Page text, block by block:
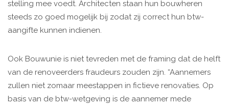
stelling mee voedt. Architecten staan hun bouwheren
steeds zo goed mogelijk bij zodat zij correct hun btw-
aangifte kunnen indienen.
Ook Bouwunie is niet tevreden met de framing dat de helft
van de renoveerders fraudeurs zouden zijn. “Aannemers
zullen niet zomaar meestappen in fictieve renovaties. Op
basis van de btw-wetgeving is de aannemer mede